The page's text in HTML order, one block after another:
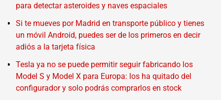
para detectar asteroides y naves espaciales
Si te mueves por Madrid en transporte público y tienes
un móvil Android, puedes ser de los primeros en decir
adiós a la tarjeta física
Tesla ya no se puede permitir seguir fabricando los
Model S y Model X para Europa: los ha quitado del
configurador y solo podrás comprarlos en stock